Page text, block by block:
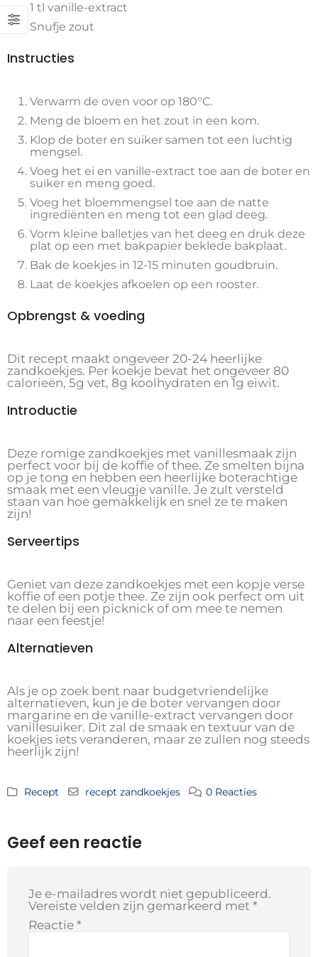
1 tl vanille-extract
Snufje zout
Instructies
Verwarm de oven voor op 180°C.
Meng de bloem en het zout in een kom.
Klop de boter en suiker samen tot een luchtig
mengsel.
Voeg het ei en vanille-extract toe aan de boter en
suiker en meng goed.
Voeg het bloemmengsel toe aan de natte
ingrediënten en meng tot een glad deeg.
Vorm kleine balletjes van het deeg en druk deze
plat op een met bakpapier beklede bakplaat.
Bak de koekjes in 12-15 minuten goudbruin.
Laat de koekjes afkoelen op een rooster.
Opbrengst & voeding
Dit recept maakt ongeveer 20-24 heerlijke
zandkoekjes. Per koekje bevat het ongeveer 80
calorieën, 5g vet, 8g koolhydraten en 1g eiwit.
Introductie
Deze romige zandkoekjes met vanillesmaak zijn
perfect voor bij de koffie of thee. Ze smelten bijna
op je tong en hebben een heerlijke boterachtige
smaak met een vleugje vanille. Je zult versteld
staan van hoe gemakkelijk en snel ze te maken
zijn!
Serveertips
Geniet van deze zandkoekjes met een kopje verse
koffie of een potje thee. Ze zijn ook perfect om uit
te delen bij een picknick of om mee te nemen
naar een feestje!
Alternatieven
Als je op zoek bent naar budgetvriendelijke
alternatieven, kun je de boter vervangen door
margarine en de vanille-extract vervangen door
vanillesuiker. Dit zal de smaak en textuur van de
koekjes iets veranderen, maar ze zullen nog steeds
heerlijk zijn!
Recept recept zandkoekjes 0 Reacties
Geef een reactie
Je e-mailadres wordt niet gepubliceerd.
Vereiste velden zijn gemarkeerd met *
Reactie *